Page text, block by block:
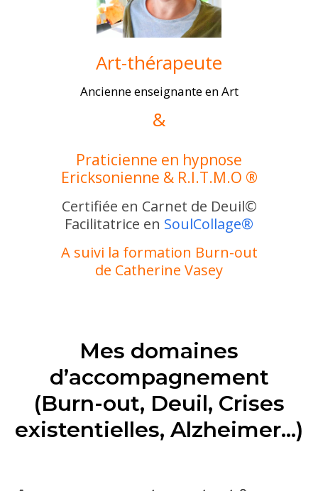
Art-thérapeute
Ancienne enseignante en Art
&
Praticienne en hypnose
Ericksonienne & R.I.T.M.O ®
Certifiée en Carnet de Deuil©
Facilitatrice en SoulCollage®
A suivi la formation Burn-out
de Catherine Vasey
Mes domaines
d’accompagnement
(Burn-out, Deuil, Crises
existentielles, Alzheimer…)